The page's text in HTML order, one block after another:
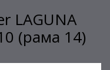
LAGUNA
(рама 14)